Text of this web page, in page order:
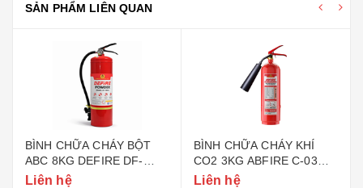
SẢN PHẨM LIÊN QUAN
BÌNH CHỮA CHÁY BỘT
ABC 8KG DEFIRE DF-
ABC8 (BỘ CÔNG AN)
Liên hệ
BÌNH CHỮA CHÁY KHÍ
CO2 3KG ABFIRE C-03
(TEM BỘ CÔNG AN)
Liên hệ